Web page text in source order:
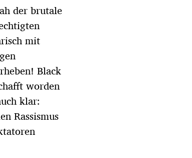
der brutale
mit
Black
worden
klar:
Rassismus